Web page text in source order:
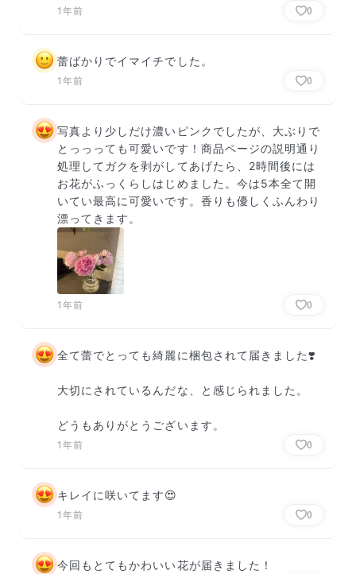
1年前 0
蕾ばかりでイマイチでした。
1年前 0
写真より少しだけ濃いピンクでしたが、大ぶりで
とっっっても可愛いです！商品ページの説明通り
処理してガクを剥がしてあげたら、2時間後には
お花がふっくらしはじめました。今は5本全て開
いてい最高に可愛いです。香りも優しくふんわり
漂ってきます。
1年前 0
全て蕾でとっても綺麗に梱包されて届きました❣️
大切にされているんだな、と感じられました。
どうもありがとうございます。
1年前 0
キレイに咲いてます😍
1年前 0
今回もとてもかわいい花が届きました！